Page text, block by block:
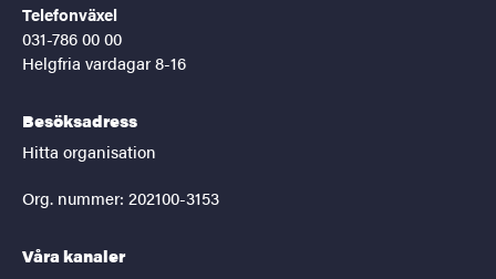
Telefonväxel
031-786 00 00
Helgfria vardagar 8-16
Besöksadress
Hitta organisation
Org. nummer: 202100-3153
Våra kanaler